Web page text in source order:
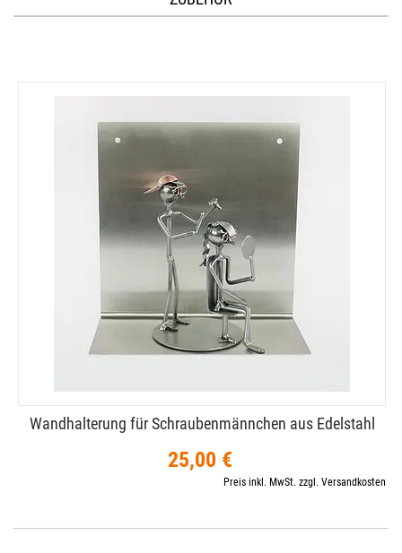
Wandhalterung für Schraubenmännchen aus Edelstahl
25,00 €
Preis inkl. MwSt. zzgl. Versandkosten